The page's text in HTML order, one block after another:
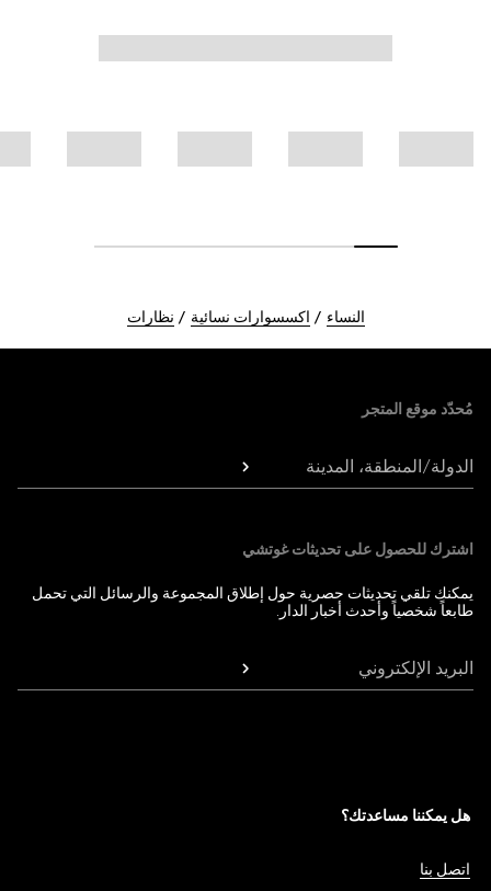
النساء اكسسوارات نسائية نظارات
مُحدّد موقع المتجر
الدولة/المنطقة، المدينة
اشترك للحصول على تحديثات غوتشي
يمكنك تلقي تحديثات حصرية حول إطلاق المجموعة والرسائل التي تحمل
طابعاً شخصياً وأحدث أخبار الدار.
البريد الإلكتروني
هل يمكننا مساعدتك؟
اتصل بنا